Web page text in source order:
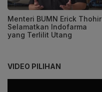
Menteri BUMN Erick Thohir
Selamatkan Indofarma
yang Terlilit Utang
VIDEO PILIHAN